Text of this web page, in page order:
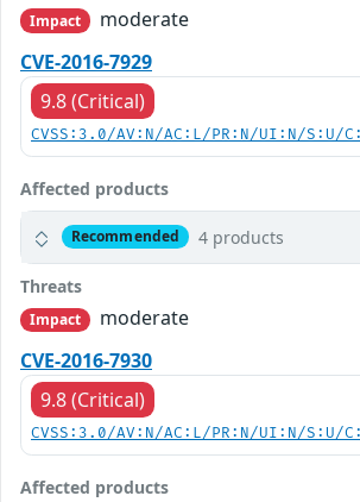
Impact
moderate
CVE-2016-7929
9.8 (Critical)
CVSS:3.0/AV:N/AC:L/PR:N/UI:N/S:U/
Affected products
Recommended 4 products
Threats
Impact
moderate
CVE-2016-7930
9.8 (Critical)
CVSS:3.0/AV:N/AC:L/PR:N/UI:N/S:U/
Affected products